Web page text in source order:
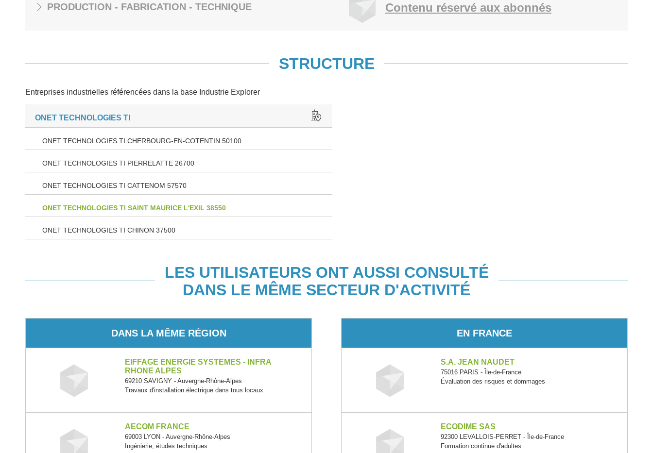
PRODUCTION - FABRICATION - TECHNIQUE Contenu réservé aux abonnés
STRUCTURE
Entreprises industrielles référencées dans la base Industrie Explorer
ONET TECHNOLOGIES TI
ONET TECHNOLOGIES TI CHERBOURG-EN-COTENTIN 50100
ONET TECHNOLOGIES TI PIERRELATTE 26700
ONET TECHNOLOGIES TI CATTENOM 57570
ONET TECHNOLOGIES TI SAINT MAURICE L'EXIL 38550
ONET TECHNOLOGIES TI CHINON 37500
LES UTILISATEURS ONT AUSSI CONSULTÉ
DANS LE MÊME SECTEUR D'ACTIVITÉ
DANS LA MÊME RÉGION
EIFFAGE ENERGIE SYSTEMES - INFRA
RHONE ALPES
69210 SAVIGNY - Auvergne-Rhône-Alpes
Travaux d'installation électrique dans tous locaux
AECOM FRANCE
69003 LYON - Auvergne-Rhône-Alpes
Ingénierie, études techniques
EN FRANCE
S.A. JEAN NAUDET
75016 PARIS - Île-de-France
Évaluation des risques et dommages
ECODIME SAS
92300 LEVALLOIS-PERRET - Île-de-France
Formation continue d'adultes